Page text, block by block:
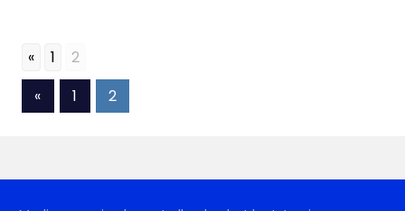
« 1 2
Berichten
«Vorige
berichten
1 2